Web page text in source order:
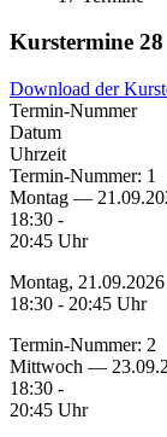
Kurstermine 28
Download der
Termin-Nummer
Datum
Uhrzeit
Termin-Nummer: 1
Montag —
18:30 -
20:45 Uhr
Montag, 21.09.2026
18:30 - 20:45 Uhr
Termin-Nummer: 2
Mittwoch —
18:30 -
20:45 Uhr